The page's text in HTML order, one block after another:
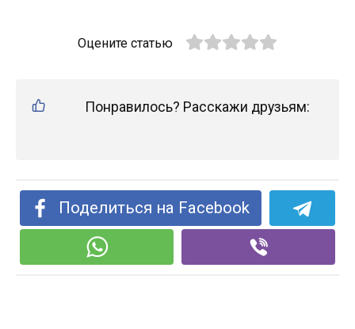
Оцените статью
Понравилось? Расскажи друзьям:
Поделиться на Facebook